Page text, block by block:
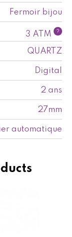
Fermoir bijou
3 ATM ?
QUARTZ
Digital
2 ans
27mm
automatique